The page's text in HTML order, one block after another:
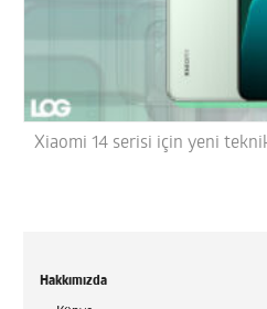
Xiaomi 14 serisi için yeni
Hakkımızda